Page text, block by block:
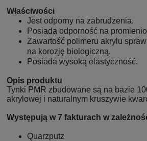
Właściwości
Jest odporny na zabrudzenia.
Posiada odporność na
Zawartość polimeru akrylu
na korozję biologiczną.
Posiada wysoką elastyczność.
Opis produktu
Tynki PMR zbudowane są na bazie
akrylowej i naturalnym kruszywie
Występują w 7 fakturach w
Quarzputz